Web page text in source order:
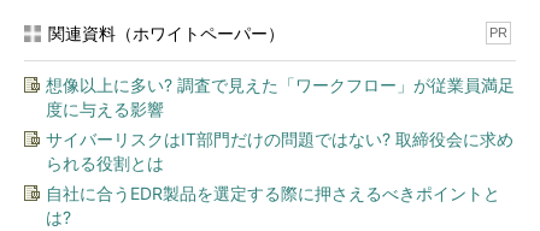
関連資料（ホワイトペーパー） PR
想像以上に多い? 調査で見えた「ワークフロー」が従業員満足
度に与える影響
サイバーリスクはIT部門だけの問題ではない? 取締役会に求め
られる役割とは
自社に合うEDR製品を選定する際に押さえるべきポイントと
は?